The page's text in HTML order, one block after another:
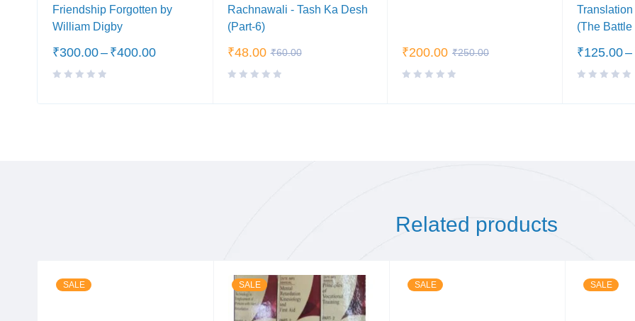
Friendship Forgotten by
William Digby
₹300.00– ₹400.00
Rachnawali - Tash Ka Desh
(Part-6)
₹60.00
₹48.00 ₹250.00
₹200.00
(The
₹125.00–
Related products
SALE SALE SALE SALE